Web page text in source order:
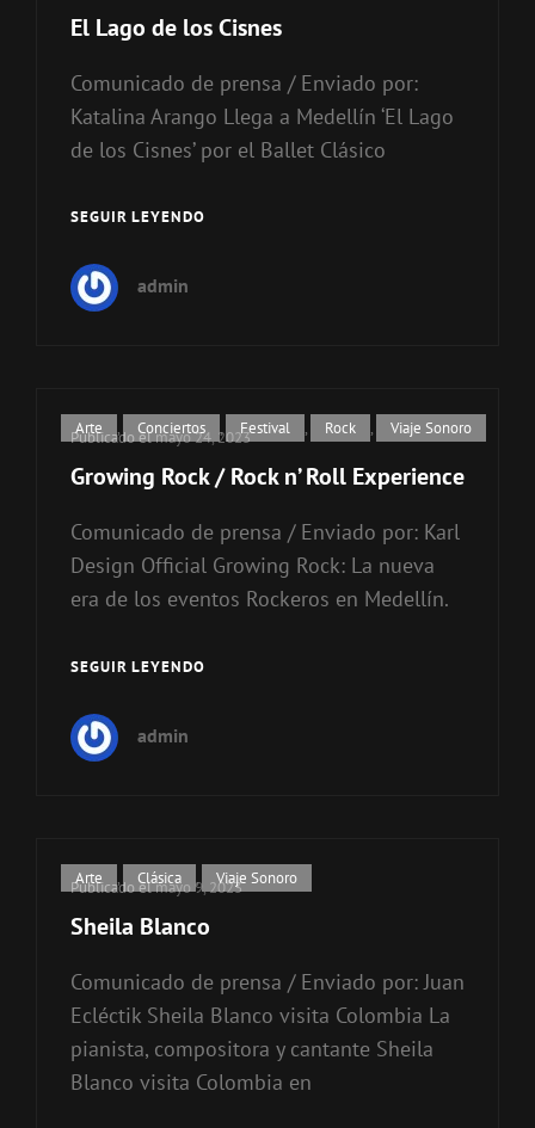
El Lago de los Cisnes
Comunicado de prensa / Enviado por:
Katalina Arango Llega a Medellín ‘El Lago
de los Cisnes’ por el Ballet Clásico
SEGUIR LEYENDO
admin
Enlaces
categorías
Arte , Conciertos , Festival , Rock , Viaje Sonoro
Publicado elmayo 24, 2023
Growing Rock / Rock n’ Roll Experience
Comunicado de prensa / Enviado por: Karl
Design Official Growing Rock: La nueva
era de los eventos Rockeros en Medellín.
SEGUIR LEYENDO
admin
Enlaces
categorías
Arte , Clásica , Viaje Sonoro
Publicado elmayo 9, 2023
Sheila Blanco
Comunicado de prensa / Enviado por: Juan
Ecléctik Sheila Blanco visita Colombia La
pianista, compositora y cantante Sheila
Blanco visita Colombia en